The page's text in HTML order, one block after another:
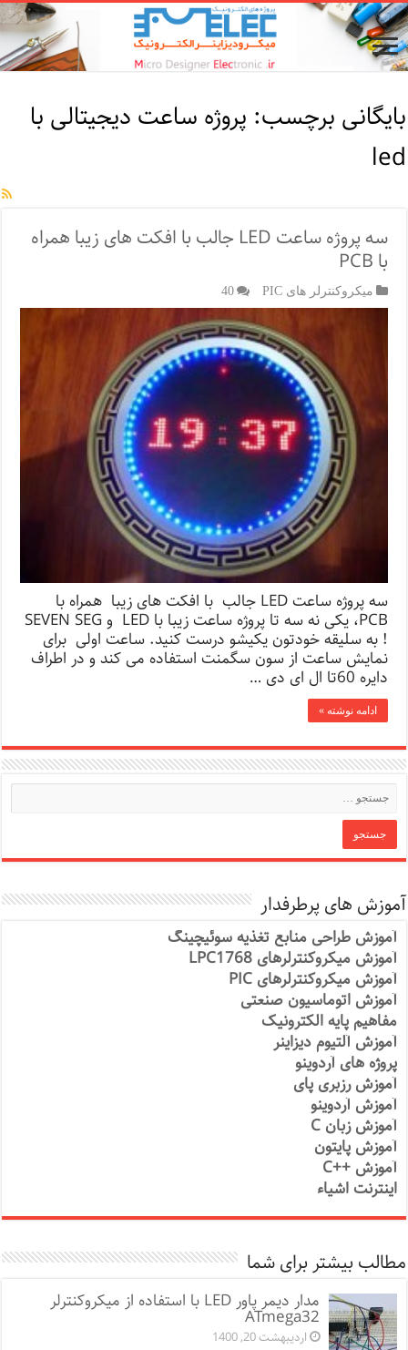
بایگانی برچسب: پروژه ساعت دیجیتالی با
led
سه پروژه ساعت LED جالب با افکت های زیبا همراه
با PCB
میکروکنترلر های PIC 40
سه پروژه ساعت LED جالب با افکت های زیبا همراه با
PCB، یکی نه سه تا پروژه ساعت زیبا با LED و SEVEN SEG
! به سلیقه خودتون یکیشو درست کنید. ساعت اولی برای
نمایش ساعت از سون سگمنت استفاده می کند و در اطراف
دایره 60تا ال ای دی …
ادامه نوشته »
آموزش های پرطرفدار
آموزش طراحی منابع تغذیه سوئیچینگ
آموزش میکروکنترلرهای LPC1768
آموزش میکروکنترلرهای PIC
آموزش اتوماسیون صنعتی
مفاهیم پایه الکترونیک
آموزش آلتیوم دیزاینر
پروژه های آردوینو
آموزش رزبری پای
آموزش آردوینو
آموزش زبان C
آموزش پایتون
آموزش ++C
اینترنت اشیاء
مطالب بیشتر برای شما
مدار دیمر پاور LED با استفاده از میکروکنترلر
ATmega32
اردیبهشت 20, 1400